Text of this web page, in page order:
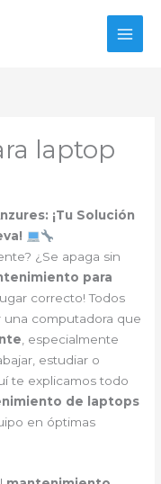
laptop
¡Tu Solución
¿Se apaga sin
para
correcto! Todos
computadora que
, especialmente
estudiar o
te explicamos todo
de laptops
en óptimas